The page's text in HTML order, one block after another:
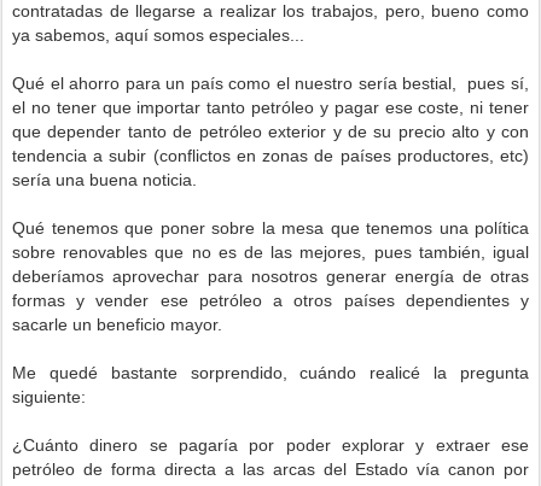
contratadas de llegarse a realizar los trabajos, pero, bueno como
ya sabemos, aquí somos especiales...
Qué el ahorro para un país como el nuestro sería bestial, pues sí,
el no tener que importar tanto petróleo y pagar ese coste, ni tener
que depender tanto de petróleo exterior y de su precio alto y con
tendencia a subir (conflictos en zonas de países productores, etc)
sería una buena noticia.
Qué tenemos que poner sobre la mesa que tenemos una política
sobre renovables que no es de las mejores, pues también, igual
deberíamos aprovechar para nosotros generar energía de otras
formas y vender ese petróleo a otros países dependientes y
sacarle un beneficio mayor.
Me quedé bastante sorprendido, cuándo realicé la pregunta
siguiente:
¿Cuánto dinero se pagaría por poder explorar y extraer ese
petróleo de forma directa a las arcas del Estado vía canon por